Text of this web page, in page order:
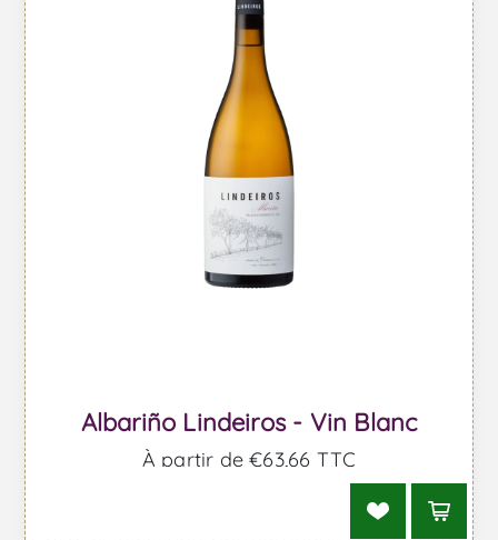
Albariño Lindeiros - Vin Blanc
À partir de €63,66 TTC